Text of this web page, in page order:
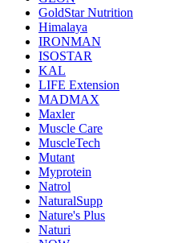
GoldStar Nutrition
Himalaya
IRONMAN
ISOSTAR
KAL
LIFE Extension
MADMAX
Maxler
Muscle Care
MuscleTech
Mutant
Myprotein
Natrol
NaturalSupp
Nature's Plus
Naturi